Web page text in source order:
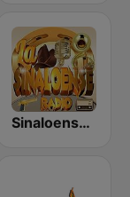
Sinaloense Radio